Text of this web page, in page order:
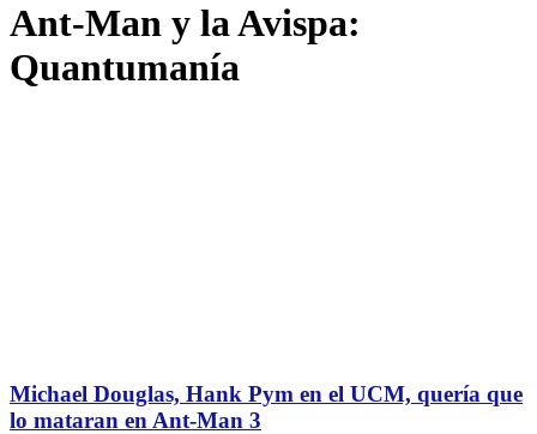
Ant-Man y la Avispa:
Quantumanía
Michael Douglas, Hank Pym en el UCM, quería que
lo mataran en Ant-Man 3